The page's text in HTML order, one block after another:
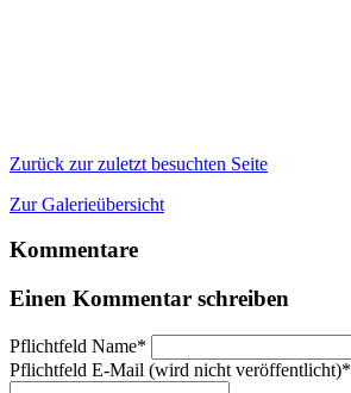
Zurück zur zuletzt besuchten Seite
Zur Galerieübersicht
Kommentare
Einen Kommentar schreiben
Pflichtfeld Name*
Pflichtfeld E-Mail (wird nicht veröffentlicht)*